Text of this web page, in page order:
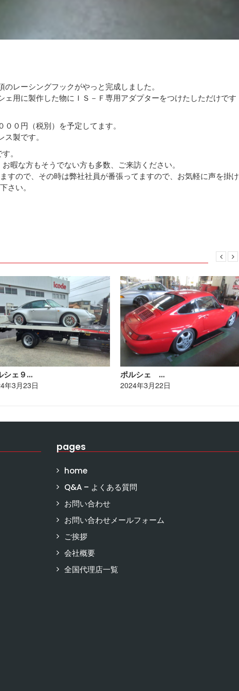
のレーシングフックがやっと完成しました。
ェ用に製作した物にＩＳ－Ｆ専用アダプターをつけたしただけです
００円（税別）を予定してます。
ス製です。
。
暇な方もそうでない方も多数、ご来訪ください。
すので、その時は弊社社員が番張ってますので、お気軽に声を掛け
さい。
シェ９…
年3月23日
ポルシェ …
2024年3月22日
pages
home
Q&A – よくある質問
お問い合わせ
お問い合わせメールフォーム
ご挨拶
会社概要
全国代理店一覧